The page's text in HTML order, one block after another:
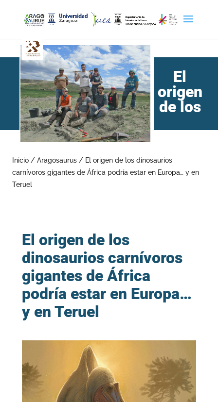
El
origen
de los
gigantes de África podría
estar en Europa… y en
Inicio / Aragosaurus / El origen de los dinosaurios
carnívoros gigantes de África podría estar en Europa… y en
Teruel
El origen de los
dinosaurios carnívoros
gigantes de África
podría estar en Europa…
y en Teruel